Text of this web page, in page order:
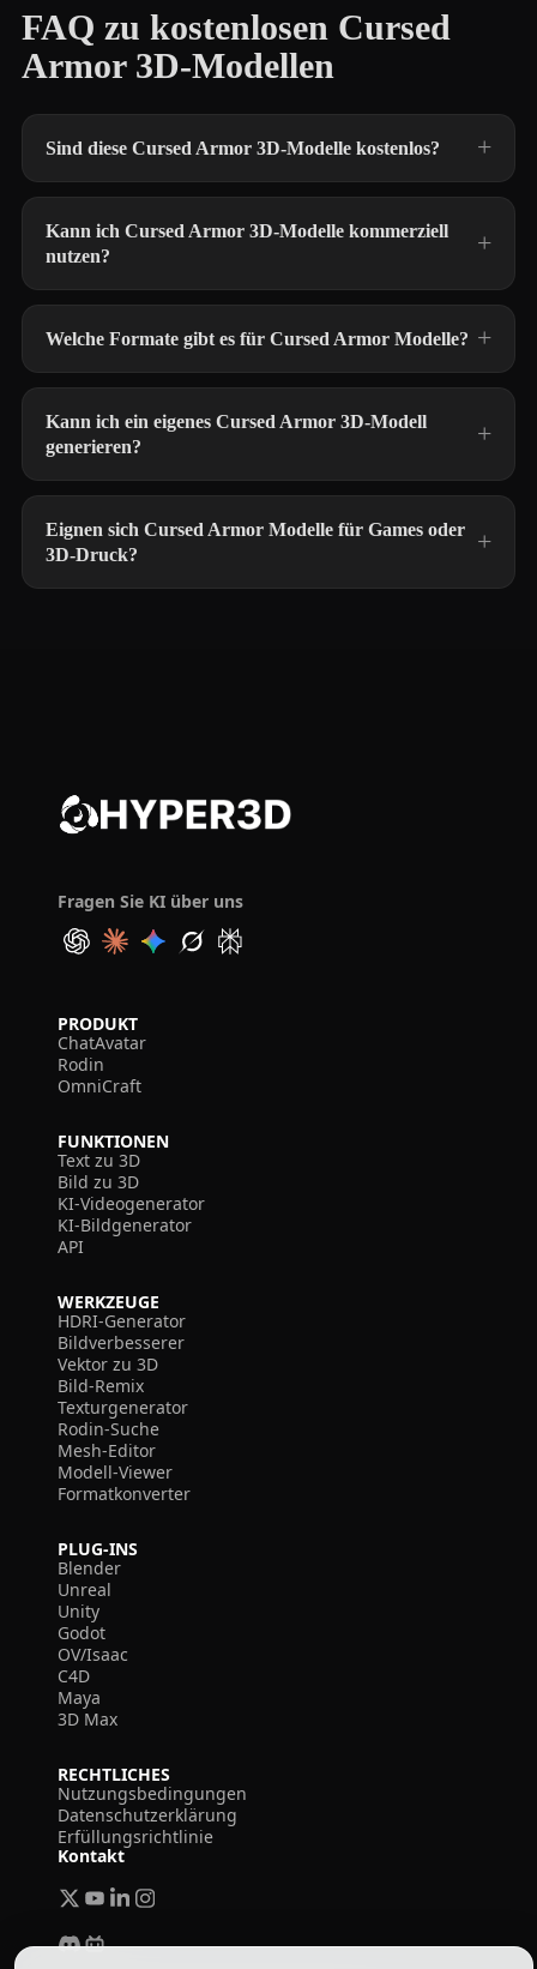
FAQ zu kostenlosen Cursed
Armor 3D-Modellen
Sind diese Cursed Armor 3D-Modelle kostenlos?
Kann ich Cursed Armor 3D-Modelle kommerziell
nutzen?
Welche Formate gibt es für Cursed Armor Modelle?
Kann ich ein eigenes Cursed Armor 3D-Modell
generieren?
Eignen sich Cursed Armor Modelle für Games oder
3D-Druck?
Fragen Sie KI über uns
PRODUKT
ChatAvatar
Rodin
OmniCraft
FUNKTIONEN
Text zu 3D
Bild zu 3D
KI-Videogenerator
KI-Bildgenerator
API
WERKZEUGE
HDRI-Generator
Bildverbesserer
Vektor zu 3D
Bild-Remix
Texturgenerator
Rodin-Suche
Mesh-Editor
Modell-Viewer
Formatkonverter
PLUG-INS
Blender
Unreal
Unity
Godot
OV/Isaac
C4D
Maya
3D Max
RECHTLICHES
Nutzungsbedingungen
Datenschutzerklärung
Erfüllungsrichtlinie
Kontakt